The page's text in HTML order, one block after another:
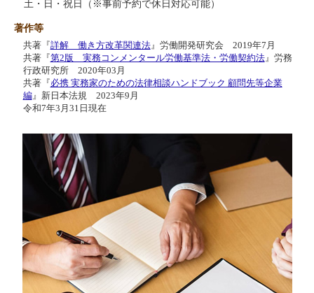
土・日・祝日（※事前予約で休日対応可能）
著作等
共著『 詳解 働き方改革関連法』労働開発研究会 2019年7月
共著『 第2版 実務コンメンタール労働基準法・労働契約法』労務
行政研究所 2020年03月
共著『 必携 実務家のための法律相談ハンドブック 顧問先等企業
編』新日本法規 2023年9月
令和7年3月31日現在